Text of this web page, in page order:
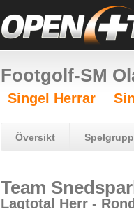
Footgolf-SM
Singel Herrar
Översikt
Team
Lagtotal Herr -